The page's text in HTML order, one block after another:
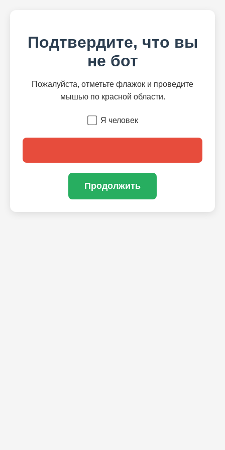
Подтвердите, что вы
не бот
Пожалуйста, отметьте флажок и проведите
мышью по красной области.
Я человек
Продолжить